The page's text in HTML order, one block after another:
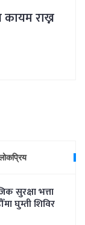
कायम राख्न
सुरक्षा भत्ता
घुम्ती शिविर